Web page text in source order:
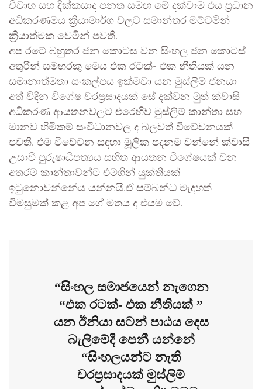
විවාහ සහ දික්කසාද පනත සමඟ මේ දක්වාම එය ප්‍රධාන
අධිකරණමය ක්‍රියාමාර්ග වලට සමාන්තර මට්ටමින්
ක්‍රියාත්මක වෙමින් පවතී.
අප රටේ බහුතර ජන කොටස වන සිංහල ජන කොටස්
අතුරින් සමහරකු මෙය එක රටක්- එක නීතියක් යන
සමානාත්මතා සංකල්පය ඉක්මවා යන මුස්ලිම් ජනයා
අත් විඳින විශේෂ වරප්‍රසාදයක් සේ දක්වන මුත් ක්වාසි
අධිකරණ ආයතනවලට එරෙහිව මුස්ලිම් කාන්තා සහ
මානව හිමිකම් සංවිධානවල ද බලවත් විවේචනයක්
පවතී. එම විවේචන සඳහා මූලික පදනම වන්නේ ක්වාසි
උසාවි පුරුෂාධිපත්‍යය සහිත ආයතන විශේෂයක් වන
අතරම කාන්තාවන්ට එමගින් යුක්තියක්
ඉටුනොවන්නේය යන්නයි.ඒ සම්බන්ධ මැදහත්
විමසුමක් කළ අප ගේ මතය ද එයම වේ.
“සිංහල සමාජයෙන් නැගෙන
“එක රටක්- එක නීතියක් ”
යන ඊනියා සටන් පාඨය දෙස
බැලිමේදී පෙනී යන්නේ
“සිංහලයන්ට නැති
වරප්‍රසාදයක් මුස්ලිම්